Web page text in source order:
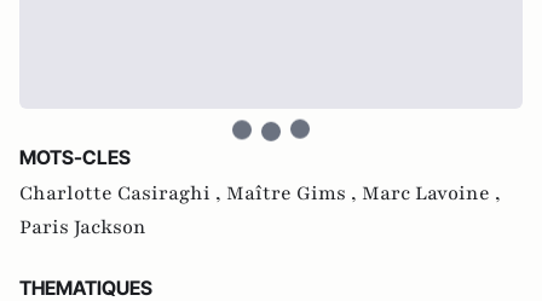
MOTS-CLES
Charlotte Casiraghi , Maître Gims , Marc Lavoine ,
Paris Jackson
THEMATIQUES